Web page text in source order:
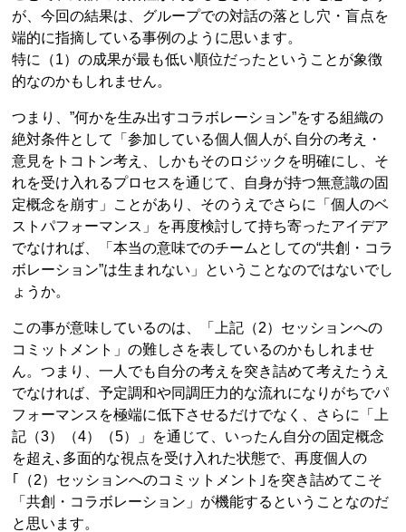
が、今回の結果は、グループでの対話の落とし穴・盲点を
端的に指摘している事例のように思います。
特に（1）の成果が最も低い順位だったということが象徴
的なのかもしれません。
つまり、”何かを生み出すコラボレーション”をする組織の
絶対条件として「参加している個人個人が､自分の考え・
意見をトコトン考え、しかもそのロジックを明確にし、そ
れを受け入れるプロセスを通じて、自身が持つ無意識の固
定概念を崩す」ことがあり、そのうえでさらに「個人のベ
ストパフォーマンス」を再度検討して持ち寄ったアイデア
でなければ、「本当の意味でのチームとしての“共創・コラ
ボレーション”は生まれない」ということなのではないでし
ょうか。
この事が意味しているのは、「上記（2）セッションへの
コミットメント」の難しさを表しているのかもしれませ
ん。つまり、一人でも自分の考えを突き詰めて考えたうえ
でなければ、予定調和や同調圧力的な流れになりがちでパ
フォーマンスを極端に低下させるだけでなく、さらに「上
記（3）（4）（5）」を通じて、いったん自分の固定概念
を超え､多面的な視点を受け入れた状態で、再度個人の
｢（2）セッションへのコミットメント｣を突き詰めてこそ
「共創・コラボレーション」が機能するということなのだ
と思います。